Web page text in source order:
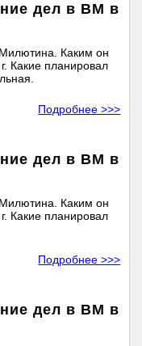
дел в ВМ в
Каким он
Какие планировал
Подробнее >>>
дел в ВМ в
Каким он
Какие планировал
Подробнее >>>
дел в ВМ в